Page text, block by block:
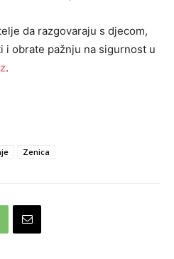
da razgovaraju s djecom,
i obrate pažnju na sigurnost u
.
Zenica